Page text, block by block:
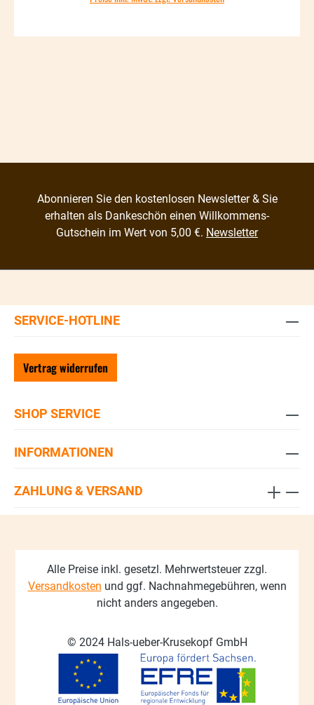
Abonnieren Sie den kostenlosen Newsletter & Sie
erhalten als Dankeschön einen Willkommens-
Gutschein im Wert von 5,00 €. Newsletter
SERVICE-HOTLINE
Vertrag widerrufen
SHOP SERVICE
INFORMATIONEN
ZAHLUNG & VERSAND
Alle Preise inkl. gesetzl. Mehrwertsteuer zzgl.
Versandkosten und ggf. Nachnahmegebühren, wenn
nicht anders angegeben.
© 2024 Hals-ueber-Krusekopf GmbH